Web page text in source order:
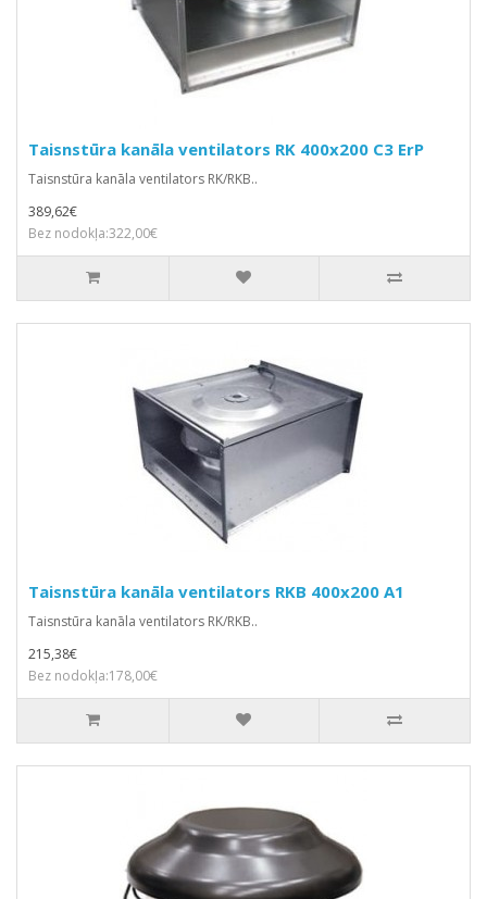
Taisnstūra kanāla ventilators RK 400x200 C3 ErP
Taisnstūra kanāla ventilators RK/RKB..
389,62€
Bez nodokļa:322,00€
Taisnstūra kanāla ventilators RKB 400x200 A1
Taisnstūra kanāla ventilators RK/RKB..
215,38€
Bez nodokļa:178,00€